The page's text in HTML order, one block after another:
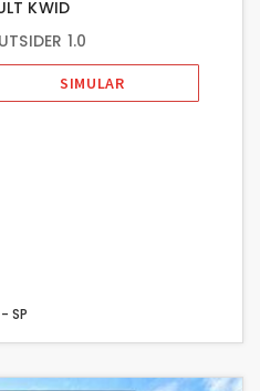
KWID
1.0
SIMULAR
SP